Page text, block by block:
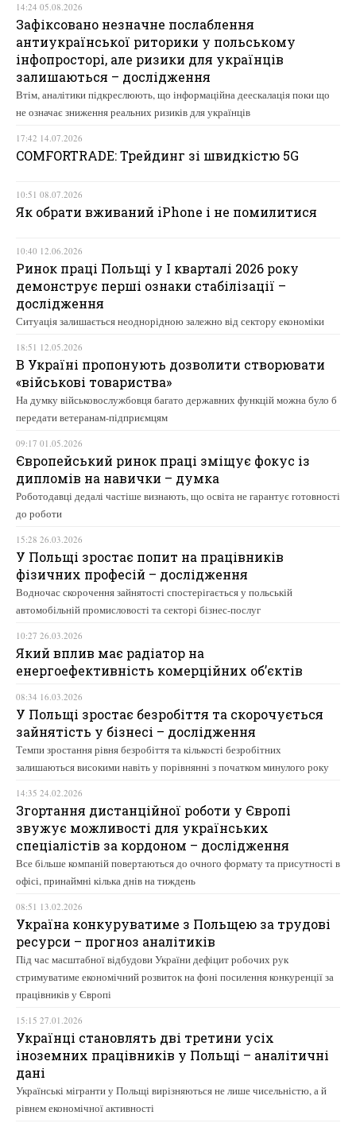
14:24 05.08.2026
Зафіксовано незначне послаблення
антиукраїнської риторики у польському
інфопросторі, але ризики для українців
залишаються – дослідження
Втім, аналітики підкреслюють, що інформаційна деескалація поки що
не означає зниження реальних ризиків для українців
17:42 14.07.2026
COMFORTRADE: Трейдинг зі швидкістю 5G
10:51 08.07.2026
Як обрати вживаний iPhone і не помилитися
10:40 12.06.2026
Ринок праці Польщі у І кварталі 2026 року
демонструє перші ознаки стабілізації –
дослідження
Ситуація залишається неоднорідною залежно від сектору економіки
18:51 12.05.2026
В Україні пропонують дозволити створювати
«військові товариства»
На думку військовослужбовця багато державних функцій можна було б
передати ветеранам-підприємцям
09:17 01.05.2026
Європейський ринок праці зміщує фокус із
дипломів на навички – думка
Роботодавці дедалі частіше визнають, що освіта не гарантує готовності
до роботи
15:28 26.03.2026
У Польщі зростає попит на працівників
фізичних професій – дослідження
Водночас скорочення зайнятості спостерігається у польській
автомобільній промисловості та секторі бізнес-послуг
10:27 26.03.2026
Який вплив має радіатор на
енергоефективність комерційних об’єктів
08:34 16.03.2026
У Польщі зростає безробіття та скорочується
зайнятість у бізнесі – дослідження
Темпи зростання рівня безробіття та кількості безробітних
залишаються високими навіть у порівнянні з початком минулого року
14:35 24.02.2026
Згортання дистанційної роботи у Європі
звужує можливості для українських
спеціалістів за кордоном – дослідження
Все більше компаній повертаються до очного формату та присутності в
офісі, принаймні кілька днів на тиждень
08:51 13.02.2026
Україна конкуруватиме з Польщею за трудові
ресурси – прогноз аналітиків
Під час масштабної відбудови України дефіцит робочих рук
стримуватиме економічний розвиток на фоні посилення конкуренції за
працівників у Європі
15:15 27.01.2026
Українці становлять дві третини усіх
іноземних працівників у Польщі – аналітичні
дані
Українські мігранти у Польщі вирізняються не лише чисельністю, а й
рівнем економічної активності